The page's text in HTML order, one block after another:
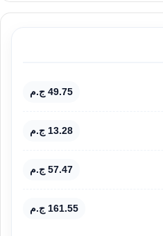
49.75 ج.م
13.28 ج.م
57.47 ج.م
161.55 ج.م